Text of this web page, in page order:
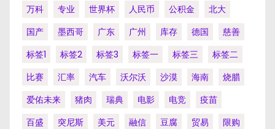
万科
专业 世界杯 人民币 公积金
北大
国产
墨西哥 广东 广州 库存 德国
慈善
标签1
标签2 标签3 标签一 标签三
标签二
比赛
汇率 汽车 沃尔沃 沙漠 海南
烧腊
爱佑未来
猪肉 瑞典 电影 电竞
疫苗
百盛
突尼斯 美元 融信 豆腐 贸易 限购